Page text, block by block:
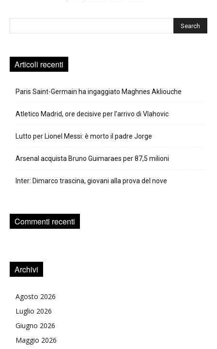
Articoli recenti
Paris Saint-Germain ha ingaggiato Maghnes Akliouche
Atletico Madrid, ore decisive per l’arrivo di Vlahovic
Lutto per Lionel Messi: è morto il padre Jorge
Arsenal acquista Bruno Guimaraes per 87,5 milioni
Inter: Dimarco trascina, giovani alla prova del nove
Commenti recenti
Archivi
Agosto 2026
Luglio 2026
Giugno 2026
Maggio 2026